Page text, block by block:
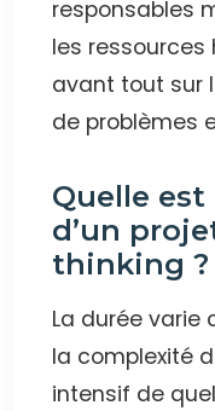
responsables
les ressources
avant tout sur
de problèmes
Quelle
d’un
thinking ?
La durée varie
la complexité
intensif de